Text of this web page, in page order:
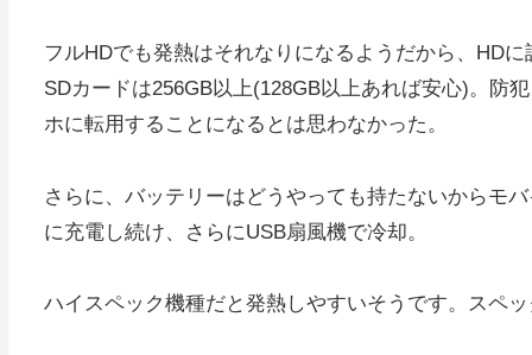
フルHDでも発熱はそれなりになるようだから、HDに
SDカードは256GB以上(128GB以上あれば安心)。防
ホに転用することになるとは思わなかった。
さらに、バッテリーはどうやっても持たないからモ
に充電し続け、さらにUSB扇風機で冷却。
ハイスペック機種だと発熱しやすいそうです。スペ